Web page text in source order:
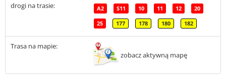
drogi na trasie: A2 S11 10 11 12 20
25 177 178 180 182
Trasa na mapie:
zobacz aktywną mapę